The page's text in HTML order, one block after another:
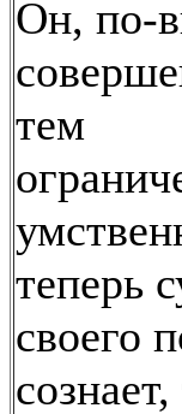
Он, по-
тем
теперь
своего